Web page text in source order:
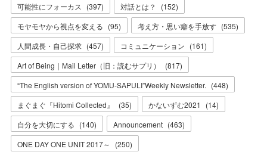
可能性にフォーカス
(397) 対話とは？ (152)
モヤモヤから視点を変える (95) 考え方・思い癖を手放す (535)
人間成長・自己探求 (457) コミュニケーション (161)
Art of Being｜Mail Letter（旧：読むサプリ）
(817)
“The English version of YOMU-SAPULI”Weekly Newsletter. (448)
まぐまぐ『Hitomi Collected』
(35) かないずむ2021 (14)
自分を大切にする (140) Announcement (463)
ONE DAY ONE UNIT 2017～
(250)